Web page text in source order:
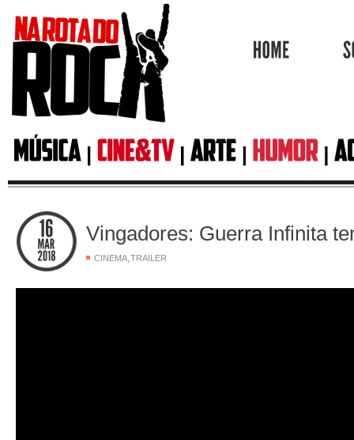
Vingadores: Guerra Infinita
CINEMA,TRAILER